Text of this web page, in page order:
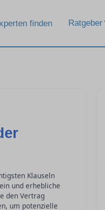
finden Ratgeber
Klauseln
und erhebliche
den Vertrag
um potenzielle